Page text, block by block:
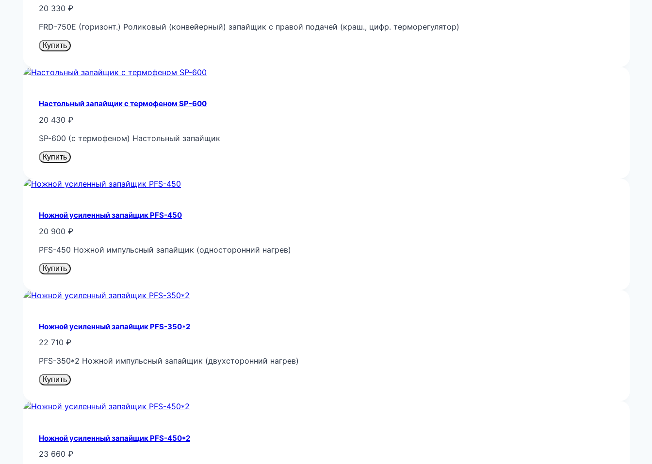
20 330 ₽
FRD-750E (горизонт.) Роликовый (конвейерный) запайщик с правой подачей (краш., цифр. терморегулятор)
Купить
Настольный запайщик с термофеном SP-600
20 430 ₽
SP-600 (с термофеном) Настольный запайщик
Купить
Ножной усиленный запайщик PFS-450
20 900 ₽
PFS-450 Ножной импульсный запайщик (односторонний нагрев)
Купить
Ножной усиленный запайщик PFS-350*2
22 710 ₽
PFS-350*2 Ножной импульсный запайщик (двухсторонний нагрев)
Купить
Ножной усиленный запайщик PFS-450*2
23 660 ₽